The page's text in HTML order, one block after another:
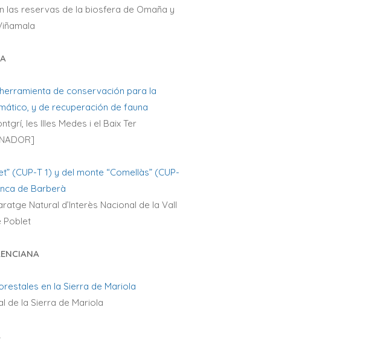
las reservas de la biosfera de Omaña y
de conservación para la
y de recuperación de fauna
les Illes Medes i el Baix Ter
(CUP-T 1) y del monte “Comellàs” (CUP-
de Barberà
Natural d’Interès Nacional de la Vall
Poblet
en la Sierra de Mariola
de la Sierra de Mariola